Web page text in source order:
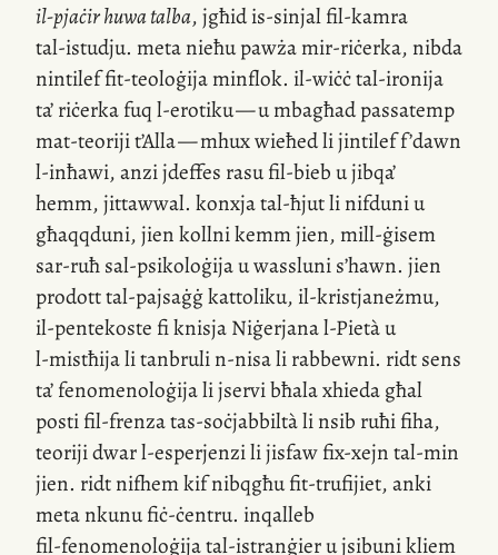
il-pjaċirhuwa talba, jgħidis-sinjalfil-kamra
tal-istudju. meta nieħu pawżamir-riċerka, nibda
nintileffit-teoloġijaminflok. il-wiċċtal-ironija
ta’ riċerka fuql-erotiku— u mbagħad passatemp
mat-teorijit’Alla — mhux wieħed li jintilef f’dawn
l-inħawi, anzi jdeffes rasufil-biebu jibqa’
hemm, jittawwal. konxjatal-ħjutli nifduni u
għaqqduni, jien kollni kemm jien, mill-ġisem
sar-ruħsal-psikoloġijau wasslunis’hawn. jien
prodotttal-pajsaġġkattoliku, il-kristjaneżmu,
il-pentekoste fi knisja Niġerjanal-Pietàu
l-mistħijali tanbrulin-nisali rabbewni. ridt sens
ta’ fenomenoloġija li jservi bħala xhieda għal
postifil-frenzatas-soċjabbiltà li nsib ruħi fiha,
teoriji dwarl-esperjenzili jisfawfix-xejntal-min
jien. ridt nifhem kif nibqgħufit-trufijiet, anki
meta nkunu fiċ-ċentru. inqalleb
fil-fenomenoloġijatal-istranġier u jsibuni kliem